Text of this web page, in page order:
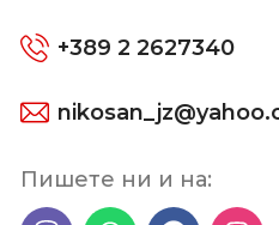
+389 2 2627340
Пишете ни и на:
АДИТИВИ
SKU: EG-330